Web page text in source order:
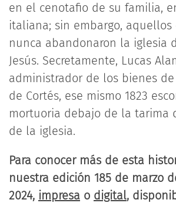
en el cenotafio de su familia,
italiana; sin embargo, aquellos
nunca abandonaron la iglesia
Jesús. Secretamente, Lucas
administrador de los bienes
de Cortés, ese mismo 1823
mortuoria debajo de la tarima
de la iglesia.
Para conocer más de esta
nuestra edición 185 de marzo
2024, impresa o digital,